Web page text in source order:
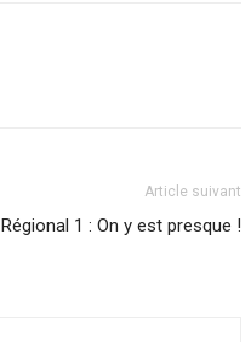
Article suivant
Régional 1 : On y est presque !